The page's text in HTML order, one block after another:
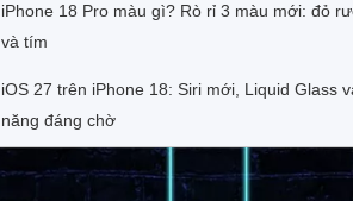
iPhone 18 Pro màu gì? Rò rỉ 3 màu mới: đỏ
và tím
iOS 27 trên iPhone 18: Siri mới, Liquid Glass
năng đáng chờ